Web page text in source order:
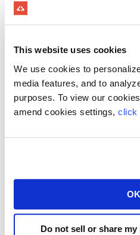
This website uses cookies
We use cookies to
media features, and to
purposes. To view our
amend cookies settings, click
OK
Do not sell or share
hieronder om
zoekt. Voer uw
en klik op de
om relevante